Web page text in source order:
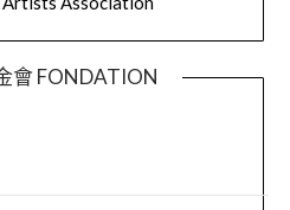
會 FONDATION